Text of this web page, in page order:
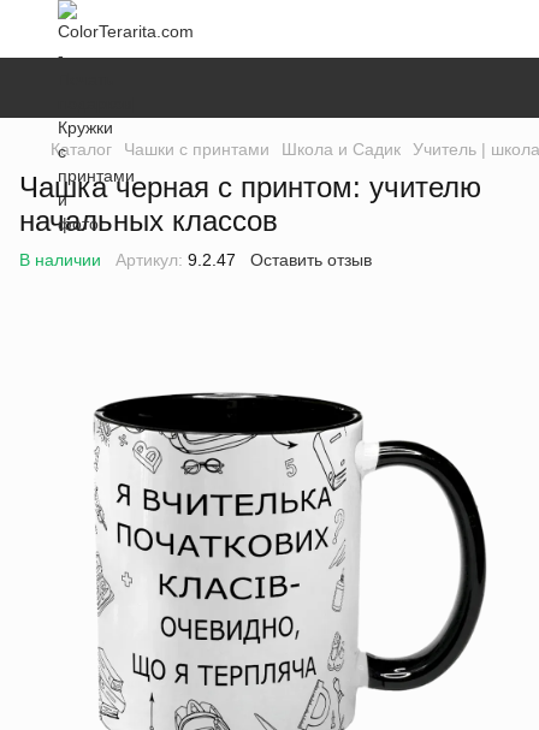
Каталог Чашки с принтами Школа и Садик Учитель | школа
Чашка черная с принтом: учителю
начальных классов
В наличии Артикул: 9.2.47 Оставить отзыв